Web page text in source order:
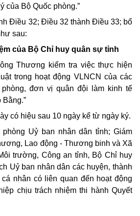
của Bộ Quốc phòng.”
Điều 32; Điều 32 thành Điều 33; bổ
sau:
của Bộ Chỉ huy quân sự tỉnh
Thương kiểm tra việc thực hiện
trong hoạt động VLNCN của các
đơn vị quân đội làm kinh tế
có hiệu sau 10 ngày kể từ ngày ký.
Uỷ ban nhân dân tỉnh; Giám
Lao động - Thương binh và Xã
trường, Công an tỉnh, Bộ Chỉ huy
Uỷ ban nhân dân các huyện, thành
nhân có liên quan đến hoạt động
chịu trách nhiệm thi hành Quyết